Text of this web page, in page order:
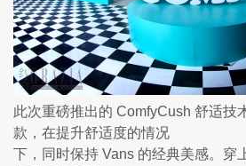
此次重磅推出的 ComfyCush 舒适技
款，在提升舒适度的情况
下，同时保持 Vans 的经典美感。穿